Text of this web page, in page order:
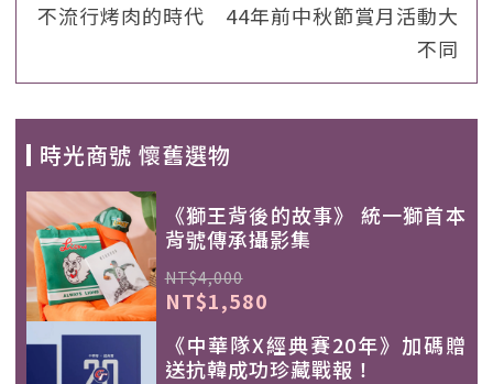
不流行烤肉的時代 44年前中秋節賞月活動大
不同
時光商號 懷舊選物
《獅王背後的故事》 統一獅首本
背號傳承攝影集
NT$4,000
NT$1,580
《中華隊X經典賽20年》加碼贈
送抗韓成功珍藏戰報！